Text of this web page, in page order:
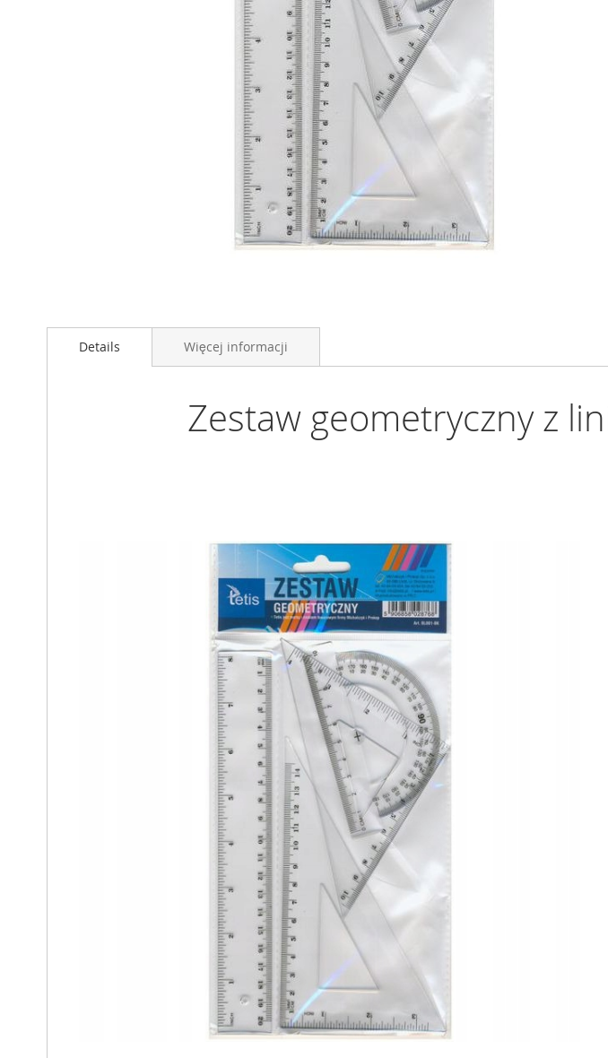
na
początekDetails
Zestaw geometryczny z
Więcej informacji